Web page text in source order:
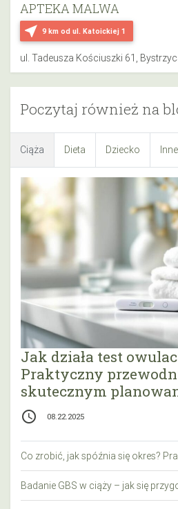
near_me 9 km od ul. Katoickiej 1
APTEKA MALWA
ul. Tadeusza Kościuszki 61,
Poczytaj również na
Ciąża Dieta Dziecko Inne
Jak działa test
Praktyczny
skutecznym
access_time 08.22.2025